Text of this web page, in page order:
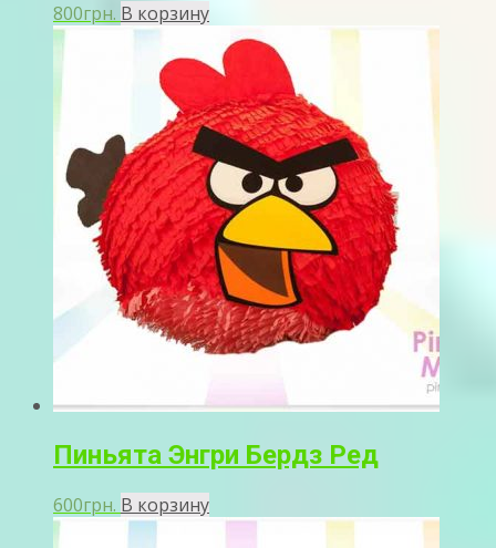
800грн. В корзину
Пиньята Энгри Бердз Ред
600грн. В корзину